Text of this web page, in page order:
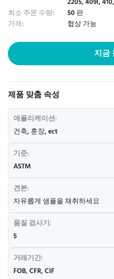
최소 주문 수량: 50 판
가격: 협상 가능
지금
제품 맞춤 속성
애플리케이션:
건축, 훈장, ect
기준:
ASTM
견본:
자유롭게 샘플을 채취하세요
품질 검사기:
5
거래기간:
FOB, CFR, CIF